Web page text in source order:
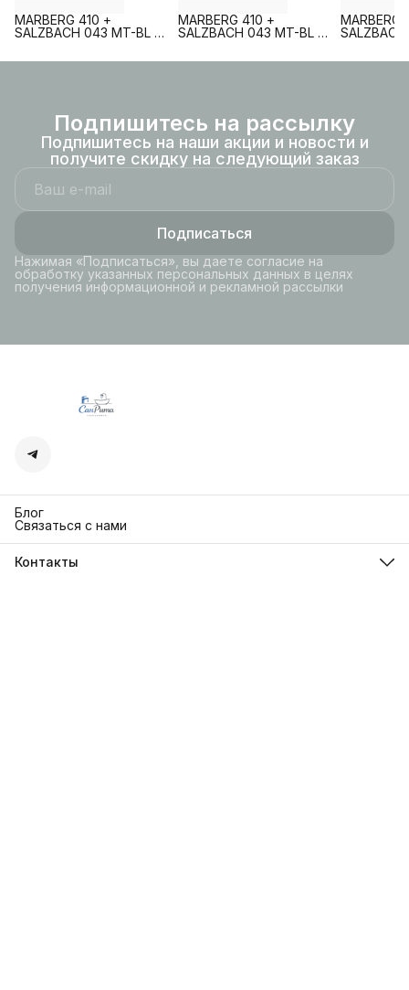
MARBERG 410 +
SALZBACH 043 MT-BL +
MARBERG 410 +
SALZBACH 043 MT-BL +
MARBERG
Подпишитесь на рассылку
Подпишитесь на наши акции и новости и
получите скидку на следующий заказ
Подписаться
Нажимая «Подписаться», вы даете согласие на
обработку указанных персональных данных в целях
получения информационной и рекламной рассылки
Блог
Связаться с нами
Контакты